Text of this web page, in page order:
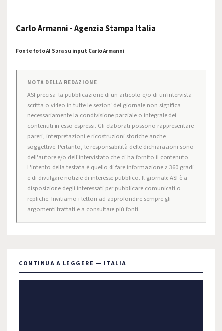
Carlo Armanni - Agenzia Stampa Italia
Fonte foto AI Sora su input Carlo Armanni
NOTA DELLA REDAZIONE
ASI precisa: la pubblicazione di un articolo e/o di un'intervista
scritta o video in tutte le sezioni del giornale non significa
necessariamente la condivisione parziale o integrale dei
contenuti in esso espressi. Gli elaborati possono rappresentare
pareri, interpretazioni e ricostruzioni storiche anche
soggettive. Pertanto, le responsabilità delle dichiarazioni sono
dell'autore e/o dell'intervistato che ci ha fornito il contenuto.
L'intento della testata è quello di fare informazione a 360 gradi
e di divulgare notizie di interesse pubblico. Il giornale ASI è a
disposizione degli interessati per pubblicare comunicati o
repliche. Invitiamo i lettori ad approfondire sempre gli
argomenti trattati e a consultare più fonti.
CONTINUA A LEGGERE — ITALIA